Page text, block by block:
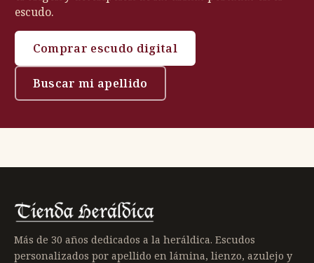
escudo.
Comprar escudo digital
Buscar mi apellido
Más de 30 años dedicados a la heráldica. Escudos
personalizados por apellido en lámina, lienzo, azulejo y